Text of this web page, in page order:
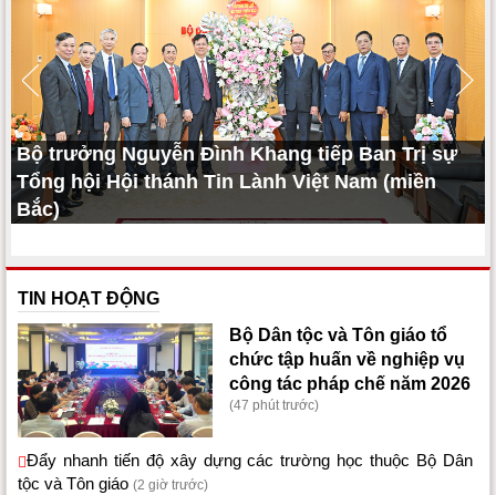
Bộ trưởng Nguyễn Đình Khang tiếp Ban Trị sự
Tổng hội Hội thánh Tin Lành Việt Nam (miền
Bắc)
TIN HOẠT ĐỘNG
Bộ Dân tộc và Tôn giáo tổ
chức tập huấn về nghiệp vụ
công tác pháp chế năm 2026
(47 phút trước)
Đẩy nhanh tiến độ xây dựng các trường học thuộc Bộ Dân
tộc và Tôn giáo (2 giờ trước)